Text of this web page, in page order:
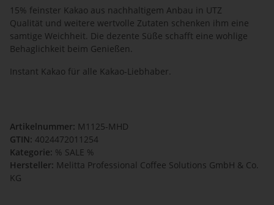
15% feinster Kakao aus nachhaltigem Anbau in UTZ
Qualität und weitere wertvolle Zutaten schenken ihm eine
samtige Weichheit. Die dezente Süße schafft eine wohlige
Behaglichkeit beim Genießen.
Instant Kakao für alle Kakao-Liebhaber.
Artikelnummer: M1125-MHD
GTIN: 4024472011254
Kategorie: % SALE %
Hersteller: Melitta Professional Coffee Solutions GmbH & Co.
KG